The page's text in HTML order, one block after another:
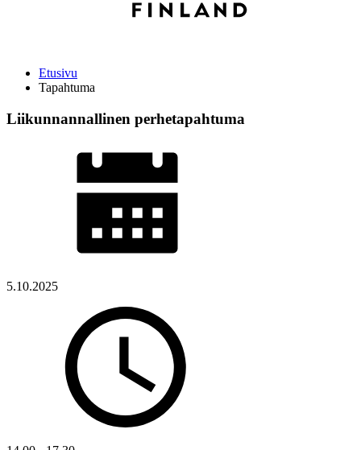
Etusivu
Tapahtuma
Liikunnannallinen perhetapahtuma
5.10.2025